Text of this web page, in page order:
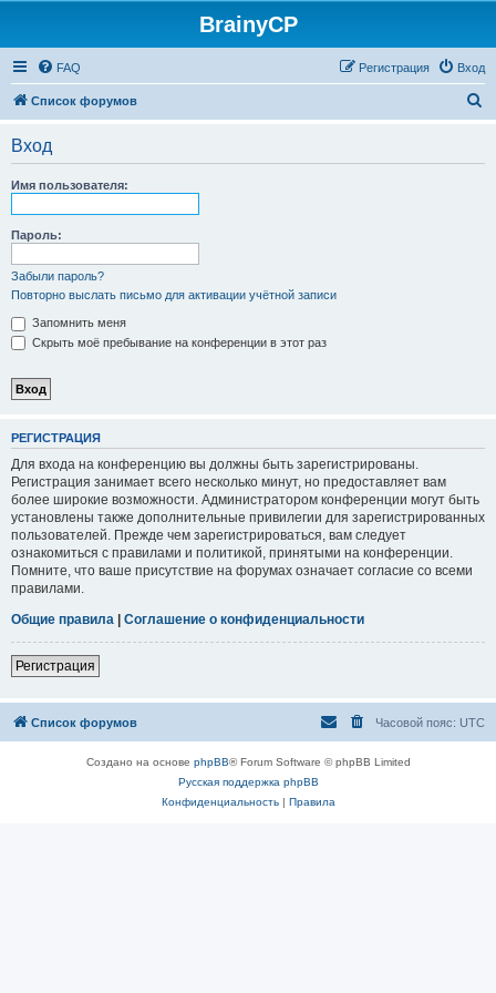
BrainyCP
FAQ Вход
Регистрация
Список форумов
Вход
Имя пользователя:
Пароль:
Забыли пароль?
Повторно выслать письмо для активации учётной записи
Запомнить меня
Скрыть моё пребывание на конференции в этот раз
РЕГИСТРАЦИЯ
Для входа на конференцию вы должны быть зарегистрированы.
Регистрация занимает всего несколько минут, но предоставляет вам
более широкие возможности. Администратором конференции могут быть
установлены также дополнительные привилегии для зарегистрированных
пользователей. Прежде чем зарегистрироваться, вам следует
ознакомиться с правилами и политикой, принятыми на конференции.
Помните, что ваше присутствие на форумах означает согласие со всеми
правилами.
Общие правила | Соглашение о конфиденциальности
Регистрация
Список форумов Часовой пояс: UTC
Создано на основе phpBB® Forum Software © phpBB Limited
Русская поддержка phpBB
Конфиденциальность| Правила